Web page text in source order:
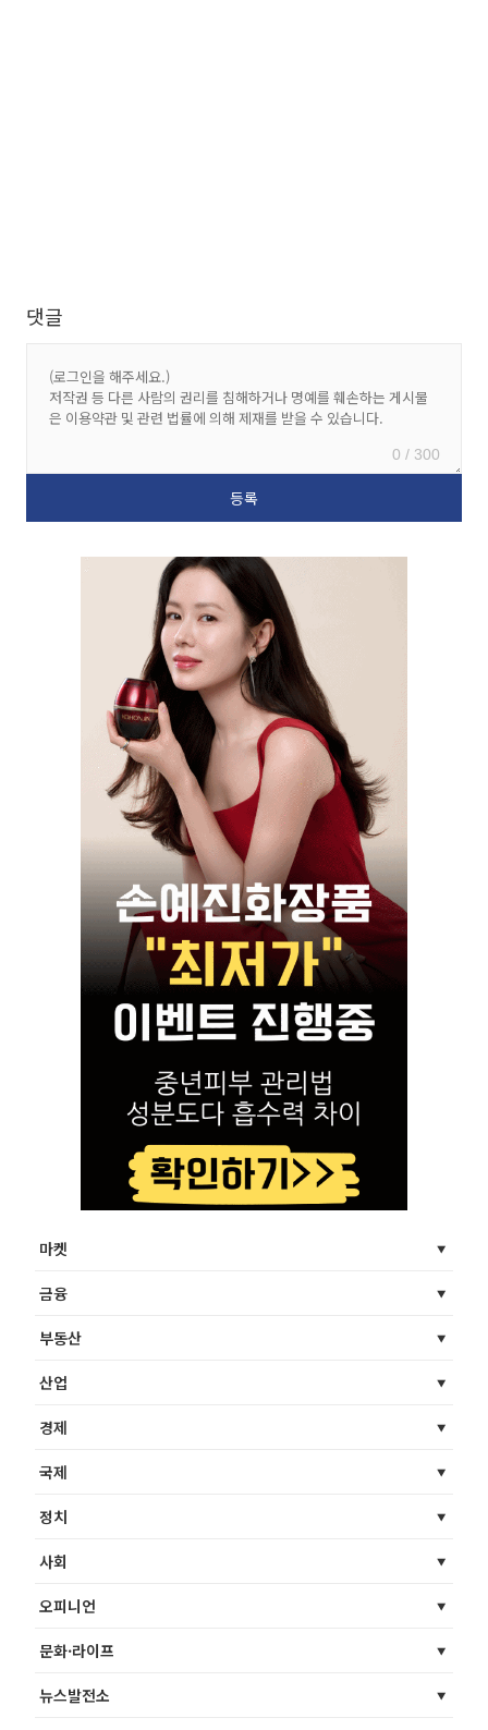
댓글
0 / 300
마켓
금융
부동산
산업
경제
국제
정치
사회
오피니언
문화·라이프
뉴스발전소